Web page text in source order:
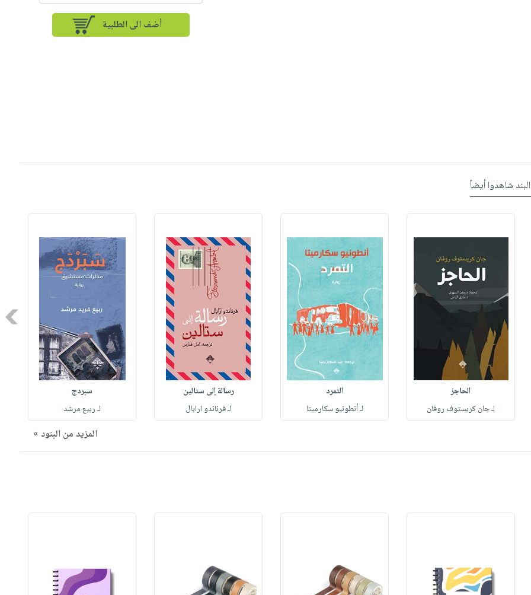
أضف الى الطلبية
شاهدوا أيضاً
الحاجز
لـ جان كريستوف روفان
التمرد
لـ أنطونيو سكارميتا
رسالة إلى ستالين
لـ فرناندو ارابال
سبردج
لـ ربيع مرشد
المزيد من البنود »